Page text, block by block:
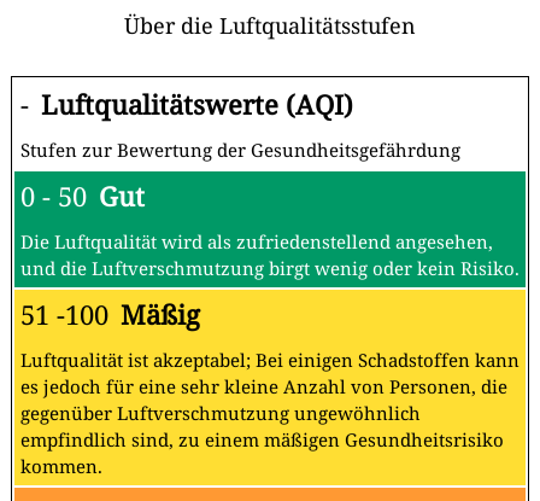
Über die Luftqualitätsstufen
- Luftqualitätswerte (AQI)
Stufen zur Bewertung der Gesundheitsgefährdung
0 - 50 Gut
Die Luftqualität wird als zufriedenstellend angesehen,
und die Luftverschmutzung birgt wenig oder kein Risiko.
51 -100 Mäßig
Luftqualität ist akzeptabel; Bei einigen Schadstoffen kann
es jedoch für eine sehr kleine Anzahl von Personen, die
gegenüber Luftverschmutzung ungewöhnlich
empfindlich sind, zu einem mäßigen Gesundheitsrisiko
kommen.